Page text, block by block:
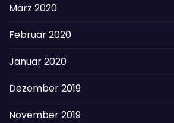
März 2020
Februar 2020
Januar 2020
Dezember 2019
November 2019